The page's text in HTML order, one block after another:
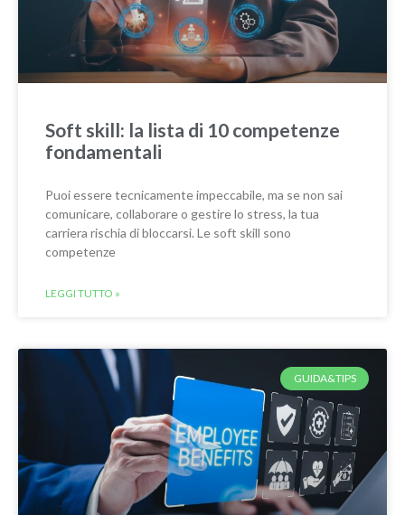
Soft skill: la lista di 10 competenze
fondamentali
Puoi essere tecnicamente impeccabile, ma se non sai
comunicare, collaborare o gestire lo stress, la tua
carriera rischia di bloccarsi. Le soft skill sono
competenze
LEGGI TUTTO »
GUIDA&TIPS